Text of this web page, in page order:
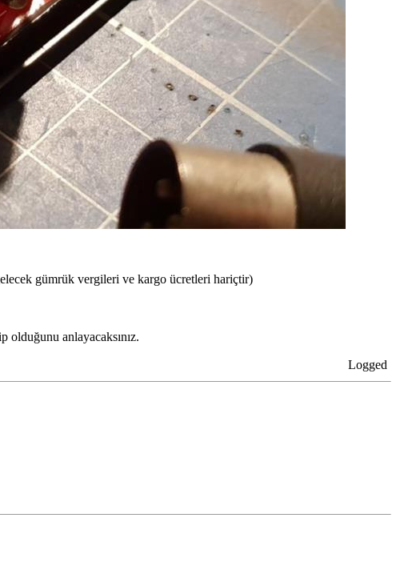
gümrük vergileri ve kargo ücretleri hariçtir)
olduğunu anlayacaksınız.
Logged